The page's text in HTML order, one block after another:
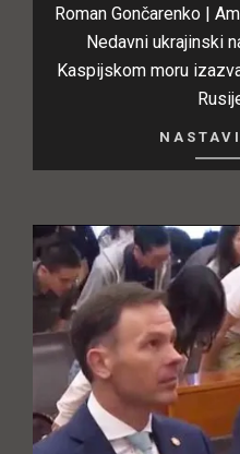
Roman Gončarenko |
Nedavni ukrajinski
Kaspijskom moru